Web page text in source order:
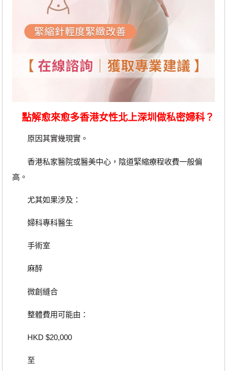
點解愈來愈多香港女性北上深圳做私密婦科？
原因其實幾現實。
香港私家醫院或醫美中心，陰道緊縮療程收費一般偏
高。
尤其如果涉及：
婦科專科醫生
手術室
麻醉
微創縫合
整體費用可能由：
HKD $20,000
至